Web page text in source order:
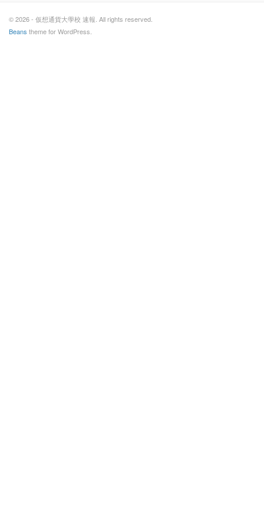
© 2026 - 仮想通貨大學校 速報. All rights reserved.
Beans theme for WordPress.